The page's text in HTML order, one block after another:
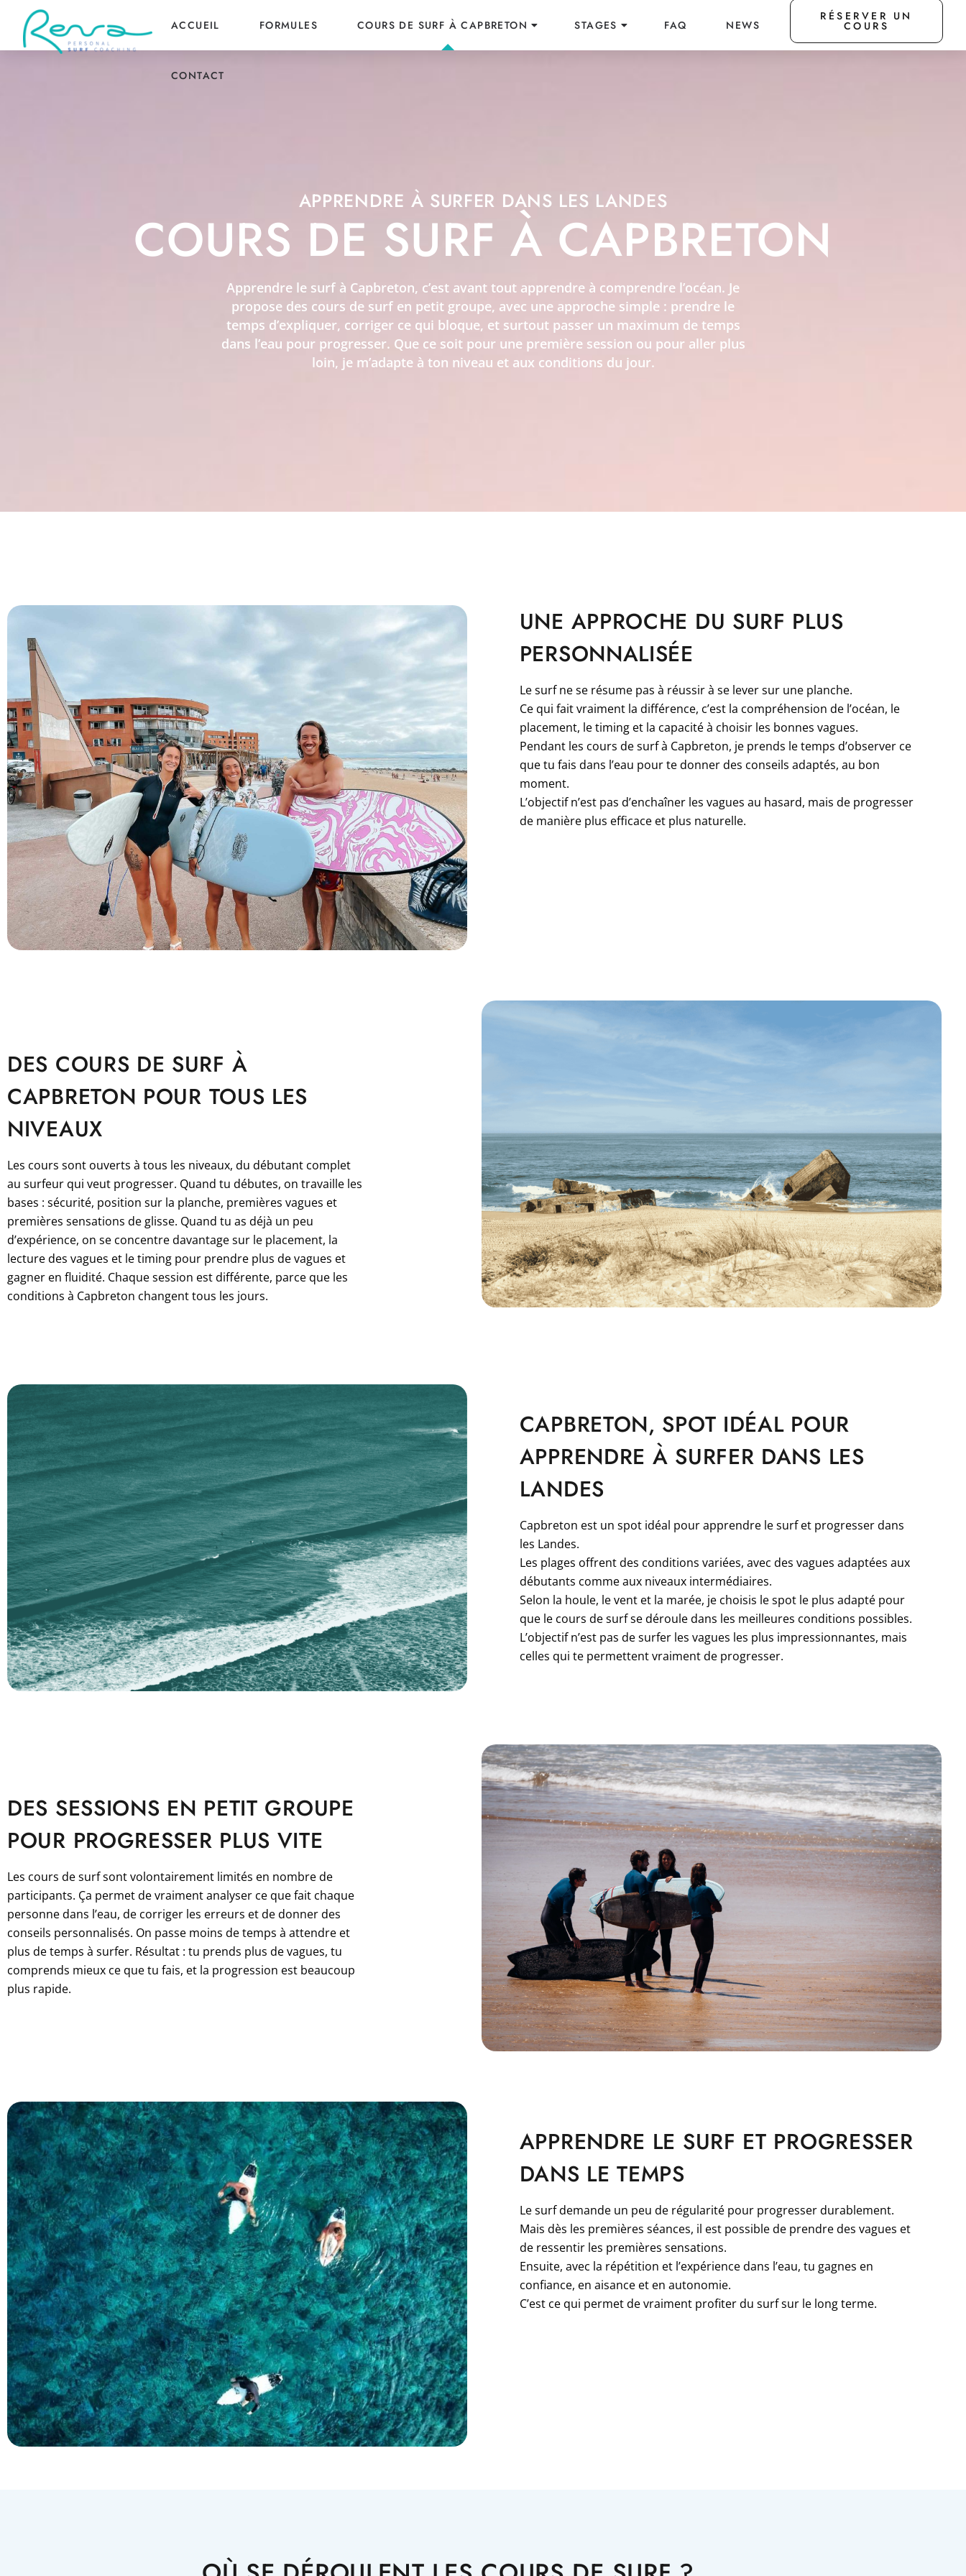
ACCUEIL FORMULES COURS DE SURF À CAPBRETON STAGES FAQ NEWS
CONTACT
RÉSERVER UN
COURS
APPRENDRE À SURFER DANS LES LANDES
COURS DE SURF À CAPBRETON
Apprendre le surf à Capbreton, c’est avant tout apprendre à comprendre l’océan. Je
propose des cours de surf en petit groupe, avec une approche simple : prendre le
temps d’expliquer, corriger ce qui bloque, et surtout passer un maximum de temps
dans l’eau pour progresser. Que ce soit pour une première session ou pour aller plus
loin, je m’adapte à ton niveau et aux conditions du jour.
UNE APPROCHE DU SURF PLUS
PERSONNALISÉE
Le surf ne se résume pas à réussir à se lever sur une planche.
Ce qui fait vraiment la différence, c’est la compréhension de l’océan, le
placement, le timing et la capacité à choisir les bonnes vagues.
Pendant les cours de surf à Capbreton, je prends le temps d’observer ce
que tu fais dans l’eau pour te donner des conseils adaptés, au bon
moment.
L’objectif n’est pas d’enchaîner les vagues au hasard, mais de progresser
de manière plus efficace et plus naturelle.
DES COURS DE SURF À
CAPBRETON POUR TOUS LES
NIVEAUX
Les cours sont ouverts à tous les niveaux, du débutant complet
au surfeur qui veut progresser. Quand tu débutes, on travaille les
bases : sécurité, position sur la planche, premières vagues et
premières sensations de glisse. Quand tu as déjà un peu
d’expérience, on se concentre davantage sur le placement, la
lecture des vagues et le timing pour prendre plus de vagues et
gagner en fluidité. Chaque session est différente, parce que les
conditions à Capbreton changent tous les jours.
CAPBRETON, SPOT IDÉAL POUR
APPRENDRE À SURFER DANS LES
LANDES
Capbreton est un spot idéal pour apprendre le surf et progresser dans
les Landes.
Les plages offrent des conditions variées, avec des vagues adaptées aux
débutants comme aux niveaux intermédiaires.
Selon la houle, le vent et la marée, je choisis le spot le plus adapté pour
que le cours de surf se déroule dans les meilleures conditions possibles.
L’objectif n’est pas de surfer les vagues les plus impressionnantes, mais
celles qui te permettent vraiment de progresser.
DES SESSIONS EN PETIT GROUPE
POUR PROGRESSER PLUS VITE
Les cours de surf sont volontairement limités en nombre de
participants. Ça permet de vraiment analyser ce que fait chaque
personne dans l’eau, de corriger les erreurs et de donner des
conseils personnalisés. On passe moins de temps à attendre et
plus de temps à surfer. Résultat : tu prends plus de vagues, tu
comprends mieux ce que tu fais, et la progression est beaucoup
plus rapide.
APPRENDRE LE SURF ET PROGRESSER
DANS LE TEMPS
Le surf demande un peu de régularité pour progresser durablement.
Mais dès les premières séances, il est possible de prendre des vagues et
de ressentir les premières sensations.
Ensuite, avec la répétition et l’expérience dans l’eau, tu gagnes en
confiance, en aisance et en autonomie.
C’est ce qui permet de vraiment profiter du surf sur le long terme.